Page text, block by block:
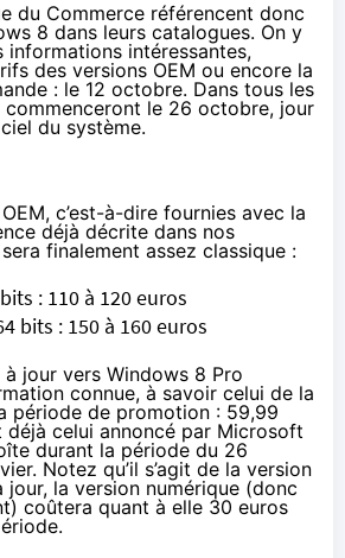
du Commerce référencent donc
8 dans leurs catalogues. On y
informations intéressantes,
des versions OEM ou encore la
: le 12 octobre. Dans tous les
commenceront le 26 octobre, jour
du système.
c’est-à-dire fournies avec la
déjà décrite dans nos
finalement assez classique :
: 110 à 120 euros
bits : 150 à 160 euros
jour vers Windows 8 Pro
connue, à savoir celui de la
période de promotion : 59,99
déjà celui annoncé par Microsoft
durant la période du 26
Notez qu’il s’agit de la version
jour, la version numérique (donc
coûtera quant à elle 30 euros